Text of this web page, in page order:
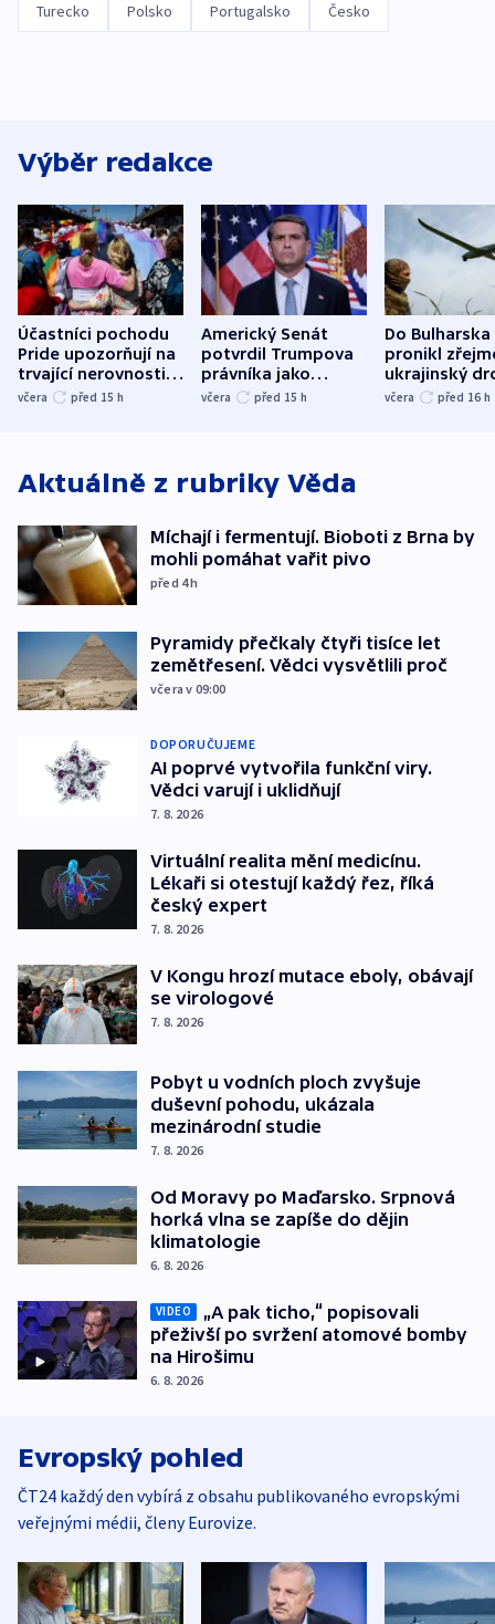
Turecko Polsko Portugalsko Česko
Výběr redakce
Účastníci pochodu
Pride upozorňují na
trvající nerovnosti i
společenskou
včera před 15 h
Americký Senát
potvrdil Trumpova
právníka jako
ministra
včera před 15 h
Do Bulharska
pronikl
ukrajinský
explodoval
včera před 16 h
Aktuálně z rubriky Věda
Míchají i fermentují. Bioboti z Brna by
mohli pomáhat vařit pivo
před 4h
Pyramidy přečkaly čtyři tisíce let
zemětřesení. Vědci vysvětlili proč
včera v 09:00
DOPORUČUJEME
AI poprvé vytvořila funkční viry.
Vědci varují i uklidňují
7. 8. 2026
Virtuální realita mění medicínu.
Lékaři si otestují každý řez, říká
český expert
7. 8. 2026
V Kongu hrozí mutace eboly, obávají
se virologové
7. 8. 2026
Pobyt u vodních ploch zvyšuje
duševní pohodu, ukázala
mezinárodní studie
7. 8. 2026
Od Moravy po Maďarsko. Srpnová
horká vlna se zapíše do dějin
klimatologie
6. 8. 2026
VIDEO
„A pak ticho,“ popisovali
přeživší po svržení atomové bomby
na Hirošimu
6. 8. 2026
Evropský pohled
ČT24 každý den vybírá z obsahu publikovaného evropskými
veřejnými médii, členy Eurovize.